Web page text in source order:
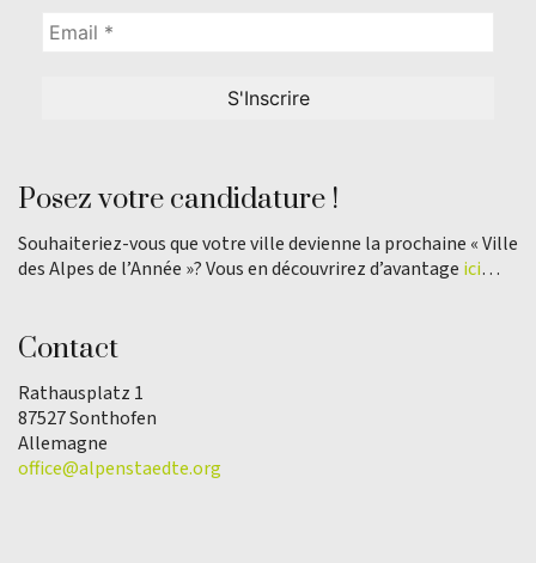
Posez votre candidature !
Souhaiteriez-vous que votre ville devienne la prochaine « Ville
des Alpes de l’Année »? Vous en découvrirez d’avantage ici…
Contact
Rathausplatz 1
87527 Sonthofen
Allemagne
office@alpenstaedte.org